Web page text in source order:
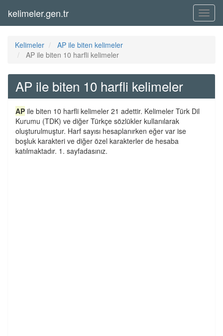
Menü
kelimeler.gen.tr
Kelimeler
AP ile biten kelimeler
AP ile biten 10 harfli kelimeler
AP ile biten 10 harfli kelimeler
AP ile biten 10 harfli kelimeler 21 adettir. Kelimeler Türk Dil
Kurumu (TDK) ve diğer Türkçe sözlükler kullanılarak
oluşturulmuştur. Harf sayısı hesaplanırken eğer var ise
boşluk karakteri ve diğer özel karakterler de hesaba
katılmaktadır. 1. sayfadasınız.